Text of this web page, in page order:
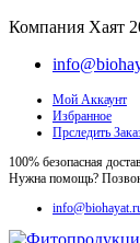
Компания Хаят
Мой Аккаунт
Избранное
Прследить
100% безопасная
Нужна помощь?